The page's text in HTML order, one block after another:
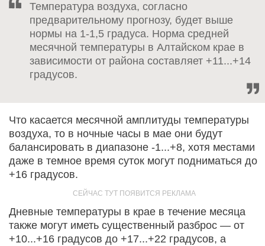
Температура воздуха, согласно
предварительному прогнозу, будет выше
нормы на 1-1,5 градуса. Норма средней
месячной температуры в Алтайском крае в
зависимости от района составляет +11...+14
градусов.
Что касается месячной амплитуды температуры
воздуха, то в ночные часы в мае они будут
балансировать в диапазоне -1...+8, хотя местами
даже в темное время суток могут подниматься до
+16 градусов.
Дневные температуры в крае в течение месяца
также могут иметь существенный разброс — от
+10...+16 градусов до +17...+22 градусов, а